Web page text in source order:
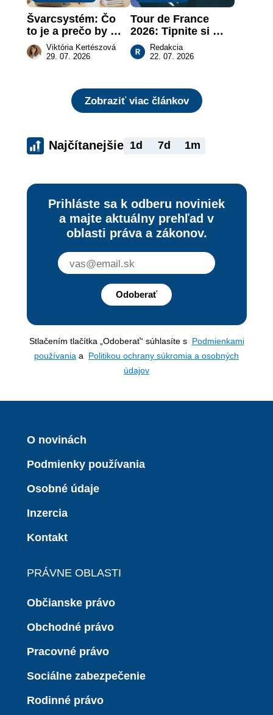
Švarcsystém: Čo
to je a prečo by
vás to malo
zaujímať
Viktória Kertészová
29. 07. 2026
Tour de France
2026: Tipnite si
pódium etapy a
získajte podiel z 2
Redakcia
22. 07. 2026
Zobraziť viac článkov
Najčítanejšie 1d 7d 1m
Prihláste sa k odberu noviniek
a majte aktuálny prehľad v
oblasti práva a zákonov.
Odoberať
Stlačením tlačítka „Odoberať“ súhlasíte s Podmienkami
používania a Politikou ochrany súkromia a osobných
údajov
O novinách
Podmienky používania
Osobné údaje
Inzercia
Kontakt
PRÁVNE OBLASTI
Občianske právo
Obchodné právo
Pracovné právo
Sociálne zabezpečenie
Rodinné právo